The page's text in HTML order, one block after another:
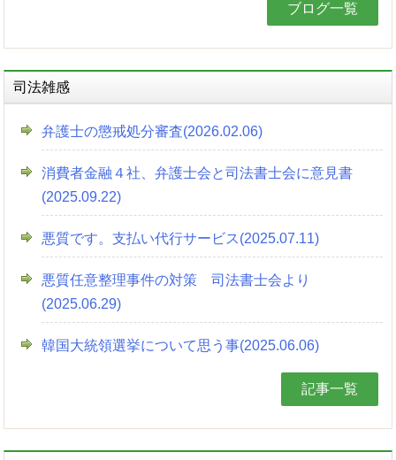
ブログ一覧
司法雑感
弁護士の懲戒処分審査(2026.02.06)
消費者金融４社、弁護士会と司法書士会に意見書
(2025.09.22)
悪質です。支払い代行サービス(2025.07.11)
悪質任意整理事件の対策 司法書士会より
(2025.06.29)
韓国大統領選挙について思う事(2025.06.06)
記事一覧